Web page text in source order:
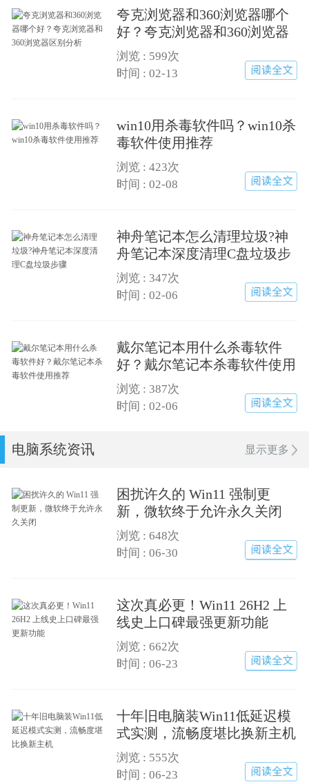
夸克浏览器和360浏览器哪个
好？夸克浏览器和360浏览器
区别分析
浏览 : 599次
时间 : 02-13
win10用杀毒软件吗？win10杀
毒软件使用推荐
浏览 : 423次
时间 : 02-08
神舟笔记本怎么清理垃圾?神
舟笔记本深度清理C盘垃圾步
骤
浏览 : 347次
时间 : 02-06
戴尔笔记本用什么杀毒软件
好？戴尔笔记本杀毒软件使用
推荐
浏览 : 387次
时间 : 02-06
电脑系统资讯 显示更多
困扰许久的 Win11 强制更
新，微软终于允许永久关闭
浏览 : 648次
时间 : 06-30
阅读全文
这次真必更！Win11 26H2 上
线史上口碑最强更新功能
浏览 : 662次
时间 : 06-23
阅读全文
十年旧电脑装Win11低延迟模
式实测，流畅度堪比换新主机
浏览 : 555次
时间 : 06-23
阅读全文